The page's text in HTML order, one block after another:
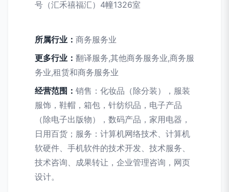
号（汇禾禧福汇）4幢1326室
所属行业： 商务服务业
更多行业： 翻译服务,其他商务服务业,商务服
务业,租赁和商务服务业
经营范围： 销售：化妆品（除分装），服装
服饰，鞋帽，箱包，针纺织品，电子产品
（除电子出版物），数码产品，家用电器，
日用百货；服务：计算机网络技术、计算机
软硬件、手机软件的技术开发、技术服务、
技术咨询、成果转让，企业管理咨询，网页
设计。